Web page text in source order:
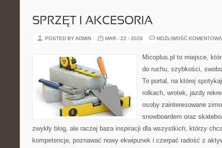
SPRZĘT I AKCESORIA
POSTED BY ADMIN MAR - 22 - 2026 MOŻLIWOŚĆ
Micoplus.pl to miejsce,
do ruchu, szybkości,
To portal, na której
rolkach, wrotek, jazdy
osoby zainteresowane
snowboardem oraz
zwykły blog, ale raczej baza inspiracji dla wszystkich, którzy
kompetencje, poznawać nowy ekwipunek i czerpać radość z